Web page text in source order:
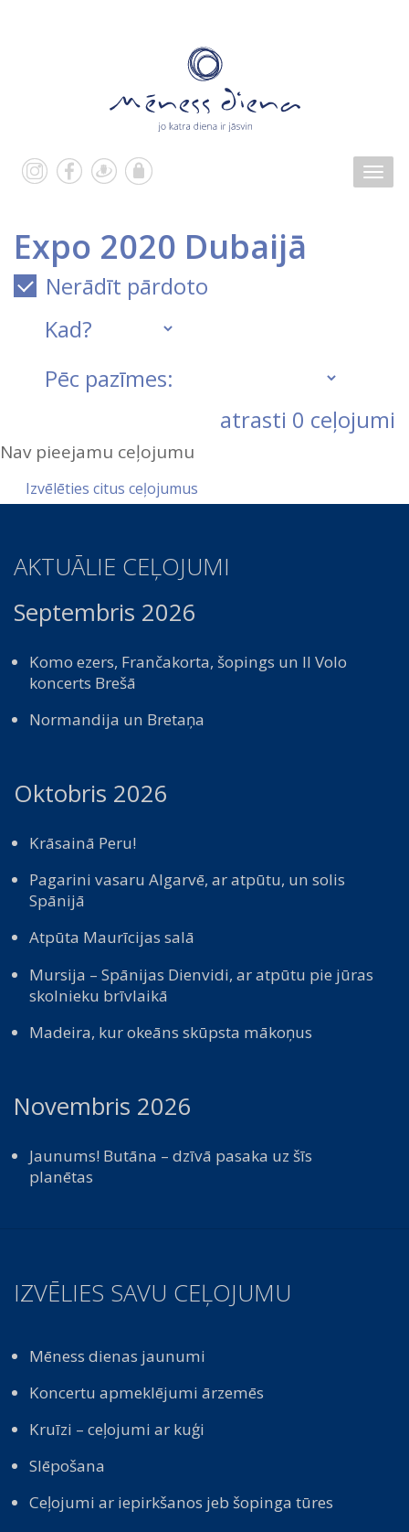
Expo 2020 Dubaijā
Nerādīt pārdoto
atrasti 0 ceļojumi
Nav pieejamu ceļojumu
Izvēlēties citus ceļojumus
AKTUĀLIE CEĻOJUMI
Septembris 2026
Komo ezers, Frančakorta, šopings un Il Volo
koncerts Brešā
Normandija un Bretaņa
Oktobris 2026
Krāsainā Peru!
Pagarini vasaru Algarvē, ar atpūtu, un solis
Spānijā
Atpūta Maurīcijas salā
Mursija – Spānijas Dienvidi, ar atpūtu pie jūras
skolnieku brīvlaikā
Madeira, kur okeāns skūpsta mākoņus
Novembris 2026
Jaunums! Butāna – dzīvā pasaka uz šīs
planētas
IZVĒLIES SAVU CEĻOJUMU
Mēness dienas jaunumi
Koncertu apmeklējumi ārzemēs
Kruīzi – ceļojumi ar kuģi
Slēpošana
Ceļojumi ar iepirkšanos jeb šopinga tūres